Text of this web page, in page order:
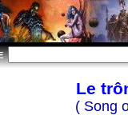
Le
( Song